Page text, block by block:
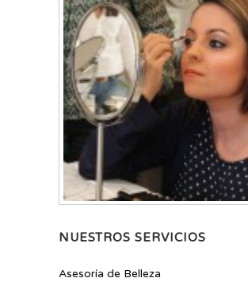
NUESTROS SERVICIOS
Asesoría de Belleza